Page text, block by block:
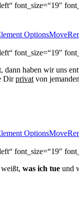
font_size=“19″
OptionsMove
font_size=“19″
dann haben wir uns
Dirprivat von
OptionsMove
font_size=“19″
was ich tue und